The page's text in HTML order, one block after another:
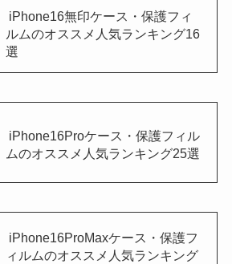
iPhone16無印ケース・保護フィ
ルムのオススメ人気ランキング16
選
iPhone16Proケース・保護フィル
ムのオススメ人気ランキング25選
iPhone16ProMaxケース・保護フ
ィルムのオススメ人気ランキング